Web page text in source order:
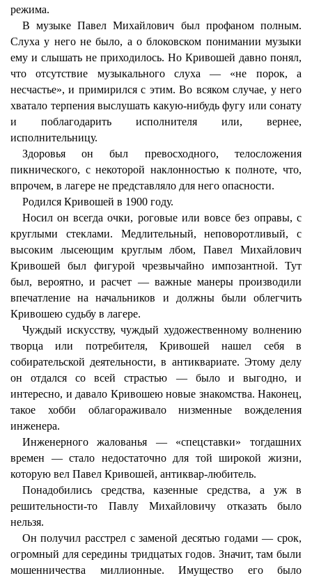
режима.
В музыке Павел Михайлович был профаном полным.
Слуха у него не было, а о блоковском понимании музыки
ему и слышать не приходилось. Но Кривошей давно понял,
что отсутствие музыкального слуха — «не порок, а
несчастье», и примирился с этим. Во всяком случае, у него
хватало терпения выслушать какую-нибудь фугу или сонату
и поблагодарить исполнителя или, вернее,
исполнительницу.
Здоровья он был превосходного, телосложения
пикнического, с некоторой наклонностью к полноте, что,
впрочем, в лагере не представляло для него опасности.
Родился Кривошей в 1900 году.
Носил он всегда очки, роговые или вовсе без оправы, с
круглыми стеклами. Медлительный, неповоротливый, с
высоким лысеющим круглым лбом, Павел Михайлович
Кривошей был фигурой чрезвычайно импозантной. Тут
был, вероятно, и расчет — важные манеры производили
впечатление на начальников и должны были облегчить
Кривошею судьбу в лагере.
Чуждый искусству, чуждый художественному волнению
творца или потребителя, Кривошей нашел себя в
собирательской деятельности, в антиквариате. Этому делу
он отдался со всей страстью — было и выгодно, и
интересно, и давало Кривошею новые знакомства. Наконец,
такое хобби облагораживало низменные вожделения
инженера.
Инженерного жалованья — «спецставки» тогдашних
времен — стало недостаточно для той широкой жизни,
которую вел Павел Кривошей, антиквар-любитель.
Понадобились средства, казенные средства, а уж в
решительности-то Павлу Михайловичу отказать было
нельзя.
Он получил расстрел с заменой десятью годами — срок,
огромный для середины тридцатых годов. Значит, там были
мошенничества миллионные. Имущество его было